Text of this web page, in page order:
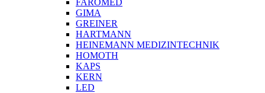
FAROMED
GIMA
GREINER
HARTMANN
HEINEMANN MEDIZINTECHNIK
HOMOTH
KAPS
KERN
LED